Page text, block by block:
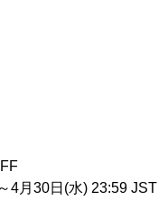
30日(水) 23:59 JST